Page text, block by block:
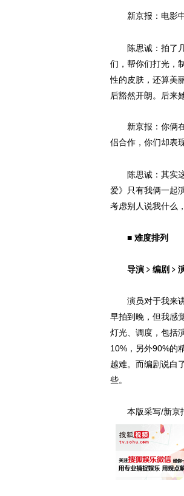
新京报：电影
陈思诚：拍了几
们，帮你们打光，
性的皮肤，还算美
后豁然开朗。后来
新京报：你俩在
侣合作，你们却表
陈思诚：其实这
爱》只有我俩一起
考虑别人说我什么
■ 难度排列
导演﹥编剧﹥
演员对于我来讲
早拍到晚，但我感
灯光、调度，包括
10%，另外90%的
越难。而编剧说白
些。
本版采写/新京